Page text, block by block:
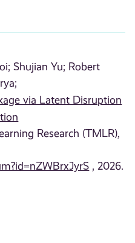
Shujian Yu; Robert
via Latent Disruption
Research (TMLR),
, 2026.